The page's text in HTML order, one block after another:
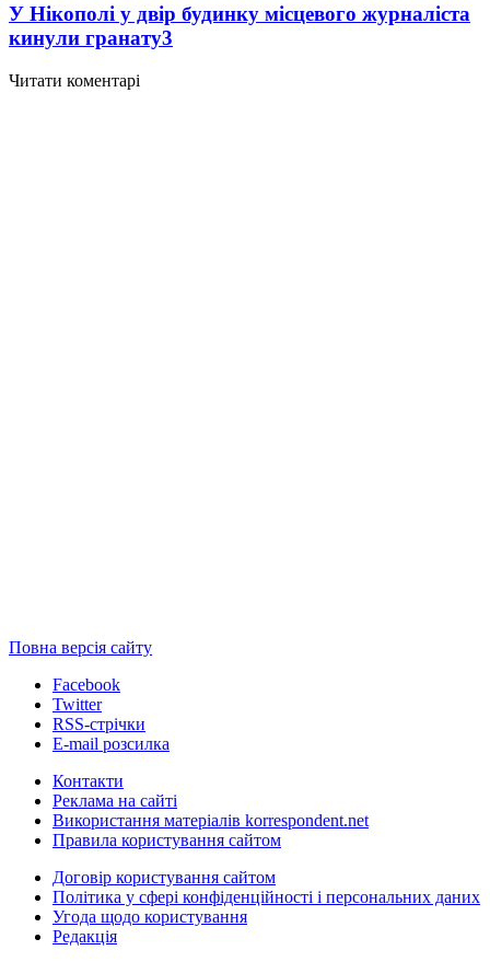
У Нікополі у двір будинку місцевого журналіста
кинули гранату3
Читати коментарі
Повна версія сайту
Facebook
Twitter
RSS-стрічки
E-mail розсилка
Контакти
Реклама на сайті
Використання матеріалів korrespondent.net
Правила користування сайтом
Договір користування сайтом
Політика у сфері конфіденційності і персональних даних
Угода щодо користування
Редакція